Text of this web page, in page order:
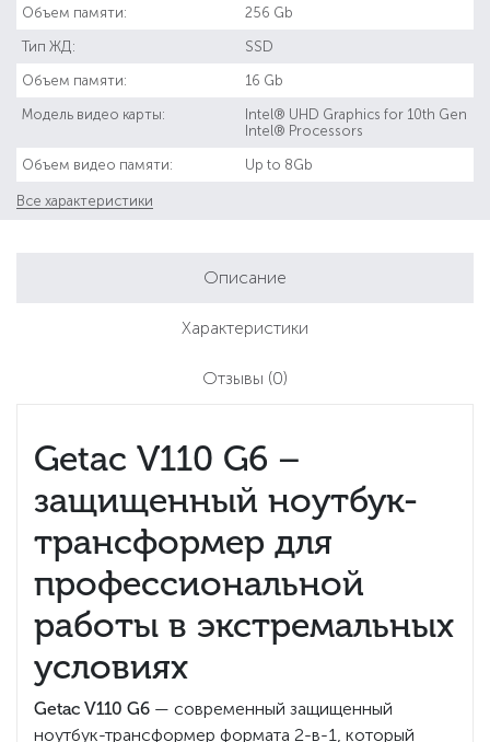
Объем памяти: 256 Gb
Тип ЖД: SSD
Объем памяти: 16 Gb
Модель видео карты:
Intel® UHD Graphics for 10th Gen
Intel® Processors
Объем видео памяти: Up to 8Gb
Все характеристики
Описание
Характеристики
Отзывы (0)
Getac V110 G6 –
защищенный ноутбук-
трансформер для
профессиональной
работы в экстремальных
условиях
Getac V110 G6 — современный защищенный
ноутбук-трансформер формата 2-в-1, который